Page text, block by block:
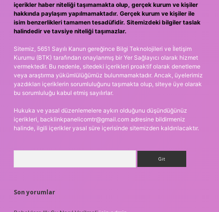
içerikler haber niteliği taşımamakta olup, gerçek kurum ve kişiler
hakkında paylaşım yapılmamaktadır. Gerçek kurum ve kişiler ile
isim benzerlikleri tamamen tesadüfidir. Sitemizdeki bilgiler taslak
halindedir ve tavsiye niteliği taşımazlar.
Sitemiz, 5651 Sayılı Kanun gereğince Bilgi Teknolojileri ve İletişim
Kurumu (BTK) tarafından onaylanmış bir Yer Sağlayıcı olarak hizmet
vermektedir. Bu nedenle, sitedeki içerikleri proaktif olarak denetleme
veya araştırma yükümlülüğümüz bulunmamaktadır. Ancak, üyelerimiz
yazdıkları içeriklerin sorumluluğunu taşımakta olup, siteye üye olarak
bu sorumluluğu kabul etmiş sayılırlar.
Hukuka ve yasal düzenlemelere aykırı olduğunu düşündüğünüz
içerikleri, backlinkpanelicomtr@gmail.com adresine bildirmeniz
halinde, ilgili içerikler yasal süre içerisinde sitemizden kaldırılacaktır.
Son yorumlar